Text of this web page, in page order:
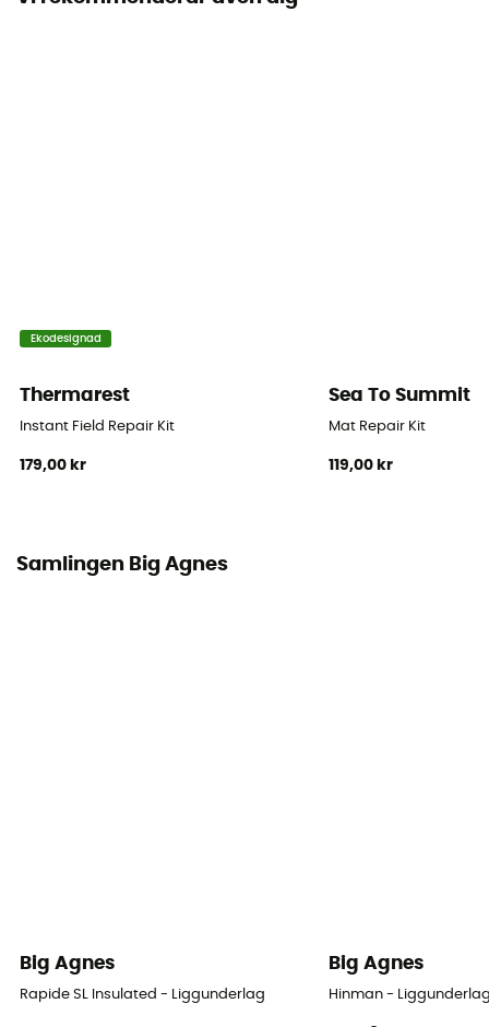
Ekodesignad
Thermarest
Instant Field Repair Kit
179,00 kr
Sea To Summit
Mat Repair Kit
119,00 kr
Samlingen Big Agnes
Big Agnes
Rapide SL Insulated - Liggunderlag
Big Agnes
Hinman -